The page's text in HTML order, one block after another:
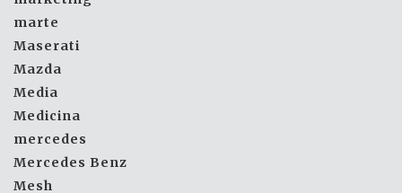
marte
Maserati
Mazda
Media
Medicina
mercedes
Mercedes Benz
Mesh